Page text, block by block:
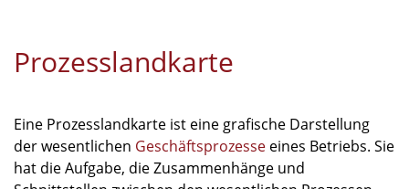
Prozesslandkarte
Eine Prozesslandkarte ist eine grafische Darstellung
der wesentlichen Geschäftsprozesse eines Betriebs. Sie
hat die Aufgabe, die Zusammenhänge und